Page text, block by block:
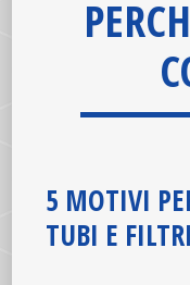
5 MOTIVI
TUBI E FILTRI